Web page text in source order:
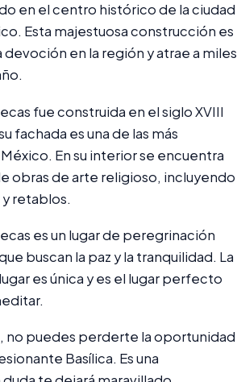
en el centro histórico de la ciudad
Esta majestuosa construcción es
devoción en la región y atrae a miles
fue construida en el siglo XVIII
fachada es una de las más
En su interior se encuentra
obras de arte religioso, incluyendo
retablos.
es un lugar de peregrinación
buscan la paz y la tranquilidad. La
es única y es el lugar perfecto
no puedes perderte la oportunidad
Basílica. Es una